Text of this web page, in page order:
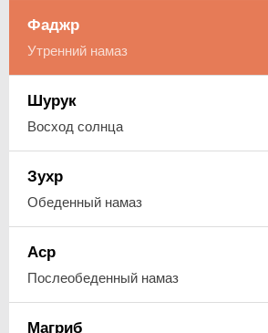
Фаджр
Утренний намаз
Шурук
Восход солнца
Зухр
Обеденный намаз
Аср
Послеобеденный намаз
Магриб